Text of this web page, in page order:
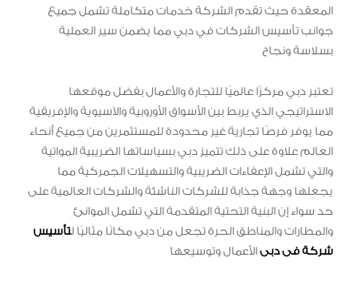
المعقدة حيث تقدم الشركة خدمات متكاملة تشمل جميع
جوانب تأسيس الشركات في دبي مما يضمن سير العملية
بسلاسة ونجاح
تعتبر دبي مركزًا عالميًا للتجارة والأعمال بفضل موقعها
الاستراتيجي الذي يربط بين الأسواق الأوروبية والآسيوية والإفريقية
مما يوفر فرصًا تجارية غير محدودة للمستثمرين من جميع أنحاء
العالم علاوة على ذلك تتميز دبي بسياساتها الضريبية المواتية
والتي تشمل الإعفاءات الضريبية والتسهيلات الجمركية مما
يجعلها وجهة جذابة للشركات الناشئة والشركات العالمية على
حد سواء إن البنية التحتية المتقدمة التي تشمل الموانئ
والمطارات والمناطق الحرة تجعل من دبي مكانًا مثاليًا لتأسيس
شركة فى دبى الأعمال وتوسيعها